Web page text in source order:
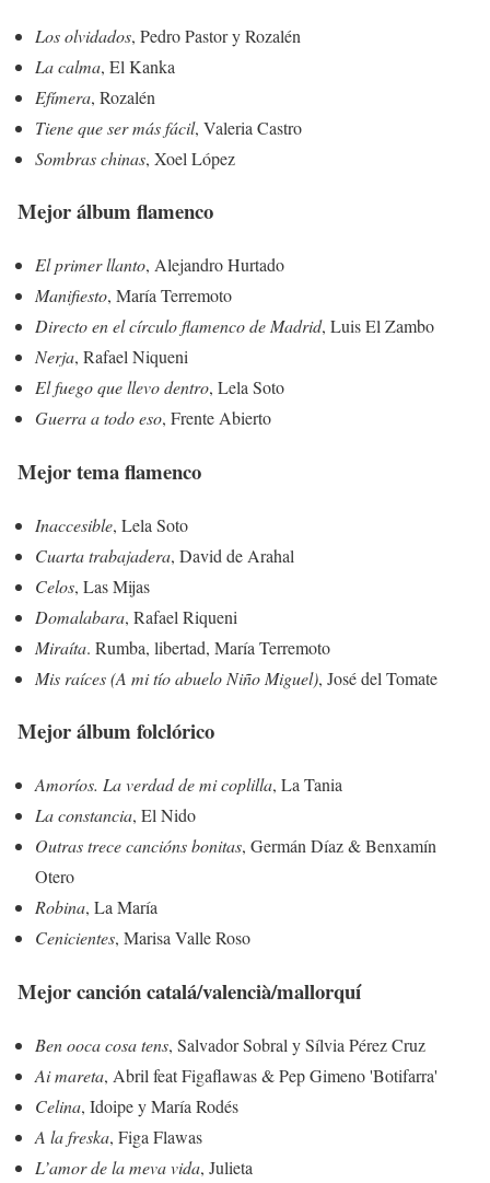
Los olvidados, Pedro Pastor y Rozalén
La calma, El Kanka
Efímera, Rozalén
Tiene que ser más fácil, Valeria Castro
Sombras chinas, Xoel López
Mejor álbum flamenco
El primer llanto, Alejandro Hurtado
Manifiesto, María Terremoto
Directo en el círculo flamenco de Madrid, Luis El Zambo
Nerja, Rafael Niqueni
El fuego que llevo dentro, Lela Soto
Guerra a todo eso, Frente Abierto
Mejor tema flamenco
Inaccesible, Lela Soto
Cuarta trabajadera, David de Arahal
Celos, Las Mijas
Domalabara, Rafael Riqueni
Miraíta. Rumba, libertad, María Terremoto
Mis raíces (A mi tío abuelo Niño Miguel), José del Tomate
Mejor álbum folclórico
Amoríos. La verdad de mi coplilla, La Tania
La constancia, El Nido
Outras trece cancións bonitas, Germán Díaz & Benxamín
Otero
Robina, La María
Cenicientes, Marisa Valle Roso
Mejor canción catalá/valencià/mallorquí
Ben ooca cosa tens, Salvador Sobral y Sílvia Pérez Cruz
Ai mareta, Abril feat Figaflawas & Pep Gimeno 'Botifarra'
Celina, Idoipe y María Rodés
A la freska, Figa Flawas
L’amor de la meva vida, Julieta